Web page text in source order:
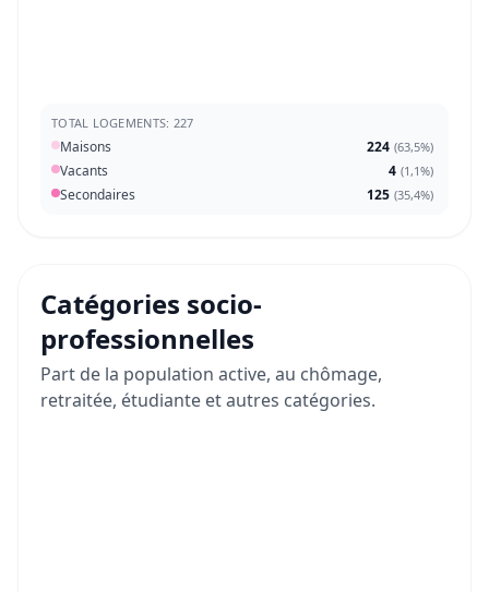
TOTAL LOGEMENTS: 227
Maisons 224 (63,5%)
Vacants 4 (1,1%)
Secondaires 125 (35,4%)
Catégories socio-
professionnelles
Part de la population active, au chômage,
retraitée, étudiante et autres catégories.